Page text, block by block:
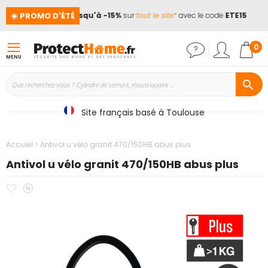
☀️ PROMO D'ÉTÉ
! 📢Jusqu'à -15%surtout le site*avec le codeETE15
MENU
0
Site français basé à Toulouse
Accueil Antivol u vélo granit 470/150HB abus plus
Antivol u vélo granit 470/150HB abus plus
Ajouter